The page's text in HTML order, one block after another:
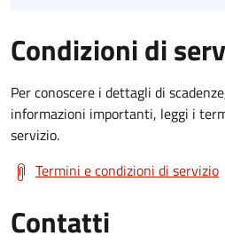
Condizioni di
Per conoscere i dettagli di
informazioni importanti, leggi i
servizio.
Termini e condizioni di servizio
Contatti